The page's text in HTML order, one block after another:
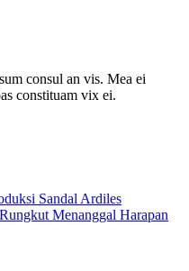
consul an vis. Mea ei
constituam vix ei.
Sandal Ardiles
Menanggal Harapan